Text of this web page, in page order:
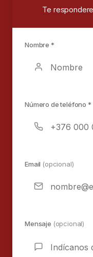
Te
Nombre *
Número de teléfono *
Email (opcional)
Mensaje (opcional)